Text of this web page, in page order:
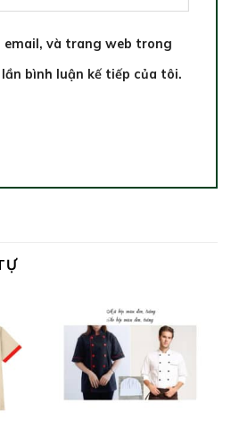
email, và trang web trong
bình luận kế tiếp của tôi.